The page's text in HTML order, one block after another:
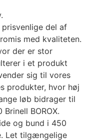
del af
med kvaliteten.
der er stor
i et produkt
sig til vores
produkter, hvor høj
løb bidrager til
BOROX.
og bund i 450
Let tilgængelige